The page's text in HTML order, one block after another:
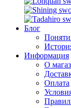
Блог
Информация
О
Оплата